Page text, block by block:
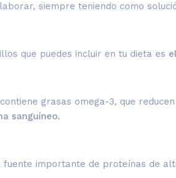
siempre teniendo como
que puedes incluir en tu dieta es
grasas omega-3, que
sanguíneo.
fuente importante de proteínas de